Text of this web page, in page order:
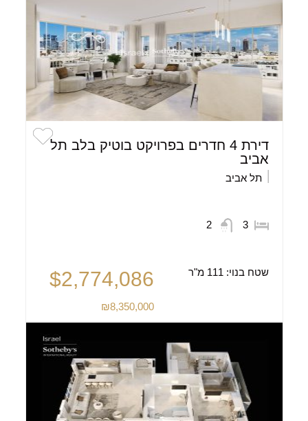
דירת 4 חדרים בפרויקט בוטיק בלב תל
אביב
תל אביב
3
2
שטח בנוי: 111 מ"ר $2,774,086
₪8,350,000